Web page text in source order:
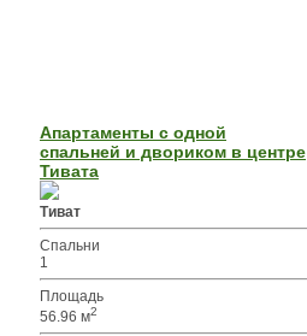
Апартаменты с одной
спальней и двориком в центре
Тивата
Тиват
Спальни
1
Площадь
56.96 м2